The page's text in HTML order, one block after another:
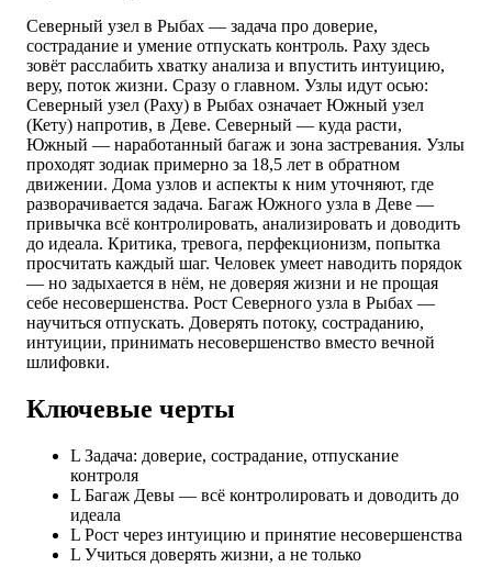
Северный узел в Рыбах — задача про доверие,
сострадание и умение отпускать контроль. Раху здесь
зовёт расслабить хватку анализа и впустить интуицию,
веру, поток жизни. Сразу о главном. Узлы идут осью:
Северный узел (Раху) в Рыбах означает Южный узел
(Кету) напротив, в Деве. Северный — куда расти,
Южный — наработанный багаж и зона застревания. Узлы
проходят зодиак примерно за 18,5 лет в обратном
движении. Дома узлов и аспекты к ним уточняют, где
разворачивается задача. Багаж Южного узла в Деве —
привычка всё контролировать, анализировать и доводить
до идеала. Критика, тревога, перфекционизм, попытка
просчитать каждый шаг. Человек умеет наводить порядок
— но задыхается в нём, не доверяя жизни и не прощая
себе несовершенства. Рост Северного узла в Рыбах —
научиться отпускать. Доверять потоку, состраданию,
интуиции, принимать несовершенство вместо вечной
шлифовки.
Ключевые черты
L Задача: доверие, сострадание, отпускание
контроля
L Багаж Девы — всё контролировать и доводить до
идеала
L Рост через интуицию и принятие несовершенства
L Учиться доверять жизни, а не только